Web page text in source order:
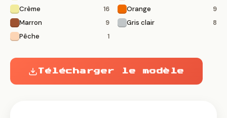
Crème 16 Orange 9
Marron 9 Gris clair 8
Pêche 1
Télécharger le modèle